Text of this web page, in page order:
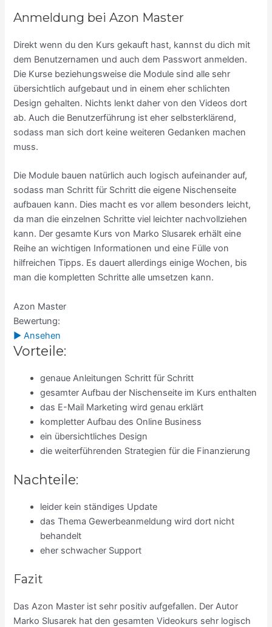
Anmeldung bei Azon Master
Direkt wenn du den Kurs gekauft hast, kannst du dich mit
dem Benutzernamen und auch dem Passwort anmelden.
Die Kurse beziehungsweise die Module sind alle sehr
übersichtlich aufgebaut und in einem eher schlichten
Design gehalten. Nichts lenkt daher von den Videos dort
ab. Auch die Benutzerführung ist eher selbsterklärend,
sodass man sich dort keine weiteren Gedanken machen
muss.
Die Module bauen natürlich auch logisch aufeinander auf,
sodass man Schritt für Schritt die eigene Nischenseite
aufbauen kann. Dies macht es vor allem besonders leicht,
da man die einzelnen Schritte viel leichter nachvollziehen
kann. Der gesamte Kurs von Marko Slusarek erhält eine
Reihe an wichtigen Informationen und eine Fülle von
hilfreichen Tipps. Es dauert allerdings einige Wochen, bis
man die kompletten Schritte alle umsetzen kann.
Azon Master
Bewertung:
► Ansehen
Vorteile:
genaue Anleitungen Schritt für Schritt
gesamter Aufbau der Nischenseite im Kurs enthalten
das E-Mail Marketing wird genau erklärt
kompletter Aufbau des Online Business
ein übersichtliches Design
die weiterführenden Strategien für die Finanzierung
Nachteile:
leider kein ständiges Update
das Thema Gewerbeanmeldung wird dort nicht
behandelt
eher schwacher Support
Fazit
Das Azon Master ist sehr positiv aufgefallen. Der Autor
Marko Slusarek hat den gesamten Videokurs sehr logisch